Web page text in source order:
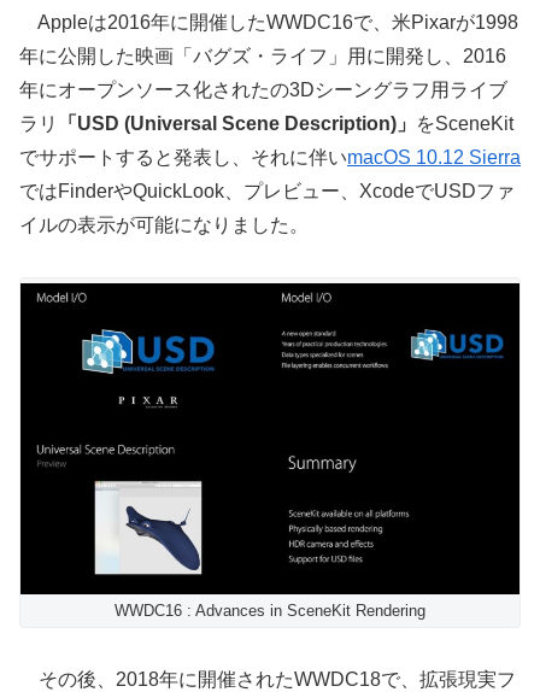
Appleは2016年に開催したWWDC16で、米Pixarが1998
年に公開した映画「バグズ・ライフ」用に開発し、2016
年にオープンソース化されたの3Dシーングラフ用ライブ
ラリ
「USD (Universal Scene Description)」
をSceneKit
でサポートすると発表し、それに伴いmacOS 10.12 Sierra
ではFinderやQuickLook、プレビュー、XcodeでUSDファ
イルの表示が可能になりました。
WWDC16 : Advances in SceneKit Rendering
その後、2018年に開催されたWWDC18で、拡張現実フ